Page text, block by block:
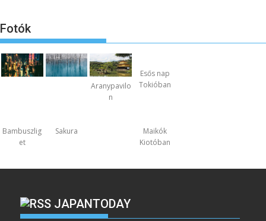
Fotók
Aranypavilo
n
Esős nap
Tokióban
Bambuszlig
et
Sakura
Maikók
Kiotóban
JAPANTODAY